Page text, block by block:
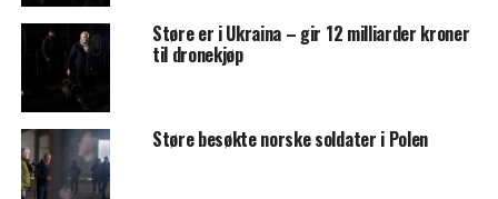
Støre er i Ukraina – gir 12 milliarder kroner
til dronekjøp
Støre besøkte norske soldater i Polen